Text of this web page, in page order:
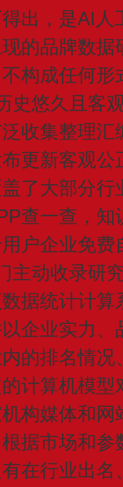
出，是AI人
的品牌数
构成任何
史悠久且客
收集整理
更新客观
了大部分
查一查，
户企业免费
主动收录研
据统计计
以企业实力
的排名情
计算机模
构媒体和
据市场和
在行业出